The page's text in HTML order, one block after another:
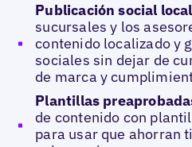
Publicación social local
sucursales y los
contenido localizado y
sociales sin dejar de
de marca y
Plantillas
de contenido con
para usar que ahorran